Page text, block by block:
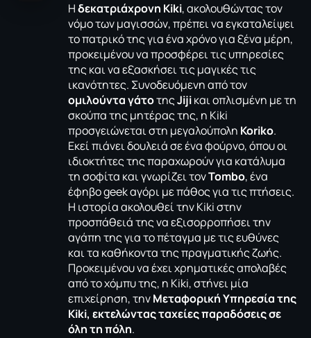
Ηδεκατριάχρονη Kiki, ακολουθώντας τον
νόμο των μαγισσών, πρέπει να εγκαταλείψει
το πατρικό της για ένα χρόνο για ξένα μέρη,
προκειμένου να προσφέρει τις υπηρεσίες
της και να εξασκήσει τις μαγικές τις
ικανότητες. Συνοδευόμενη από τον
ομιλούντα γάτοτηςJijiκαι οπλισμένη με τη
σκούπα της μητέρας της, η Kiki
προσγειώνεται στη μεγαλούπολη Koriko.
Εκεί πιάνει δουλειά σε ένα φούρνο, όπου οι
ιδιοκτήτες της παραχωρούν για κατάλυμα
τη σοφίτα και γνωρίζει τονTombo, ένα
έφηβο geek αγόρι με πάθος για τις πτήσεις.
Η ιστορία ακολουθεί την Kiki στην
προσπάθειά της να εξισορροπήσει την
αγάπη της για το πέταγμα με τις ευθύνες
και τα καθήκοντα της πραγματικής ζωής.
Προκειμένου να έχει χρηματικές απολαβές
από το χόμπυ της, η Kiki, στήνει μία
επιχείρηση, τηνΜεταφορική Υπηρεσία της
Kiki, εκτελώντας ταχείες παραδόσεις σε
όλη τη πόλη.